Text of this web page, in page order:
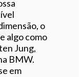
o
algo como
Jung,
BMW.
em